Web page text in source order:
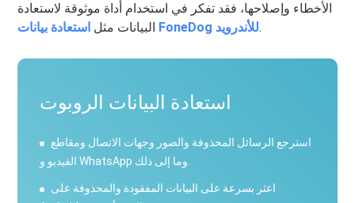
الأخطاء وإصلاحها، فقد تفكر في استخدام أداة موثوقة لاستعادة
البيانات مثل
استعادة بيانات FoneDog للأندرويد.
استعادة البيانات الروبوت
استرجع الرسائل المحذوفة والصور وجهات الاتصال ومقاطع
اعثر بسرعة على البيانات المفقودة والمحذوفة على